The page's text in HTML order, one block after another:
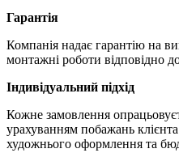
Гарантія
Компанія надає гарантію на
монтажні роботи відповідно
Індивідуальний підхід
Кожне замовлення
урахуванням побажань
художнього оформлення та